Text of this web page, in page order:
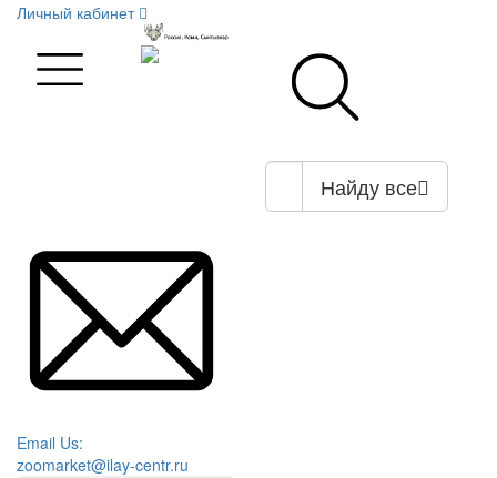
Личный кабинет
Найду все
Email Us:
zoomarket@ilay-centr.ru